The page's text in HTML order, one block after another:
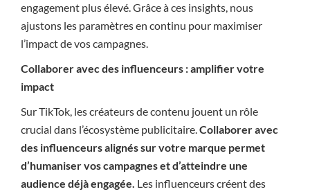
engagement plus élevé. Grâce à ces insights, nous
ajustons les paramètres en continu pour maximiser
l’impact de vos campagnes.
Collaborer avec des influenceurs : amplifier votre
impact
Sur TikTok, les créateurs de contenu jouent un rôle
crucial dans l’écosystème publicitaire.Collaborer avec
des influenceurs alignés sur votre marque permet
d’humaniser vos campagnes et d’atteindre une
audience déjà engagée. Les influenceurs créent des